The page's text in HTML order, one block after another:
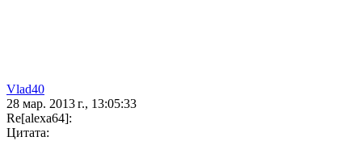
Vlad40
28 мар. 2013 г., 13:05:33
Re[alexa64]:
Цитата: